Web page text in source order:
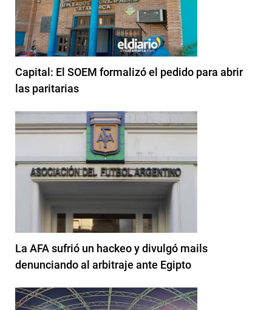
Capital: El SOEM formalizó el pedido para abrir
las paritarias
La AFA sufrió un hackeo y divulgó mails
denunciando al arbitraje ante Egipto